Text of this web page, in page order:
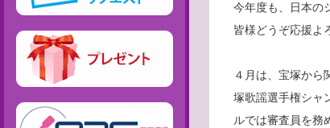
今年度も、日本の
皆様どうぞ応援よ
４月は、宝塚から
塚歌謡選手権シャ
ルでは審査員を務